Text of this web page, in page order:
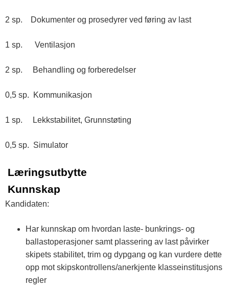
2 sp. Dokumenter og prosedyrer ved føring av last
1 sp. Ventilasjon
2 sp. Behandling og forberedelser
0,5 sp. Kommunikasjon
1 sp. Lekkstabilitet, Grunnstøting
0,5 sp. Simulator
Læringsutbytte
Kunnskap
Kandidaten:
Har kunnskap om hvordan laste- bunkrings- og
ballastoperasjoner samt plassering av last påvirker
skipets stabilitet, trim og dypgang og kan vurdere dette
opp mot skipskontrollens/anerkjente klasseinstitusjons
regler